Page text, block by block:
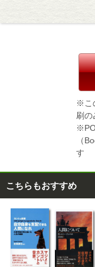
※こ
刷の
（
す
こちらもおすすめ